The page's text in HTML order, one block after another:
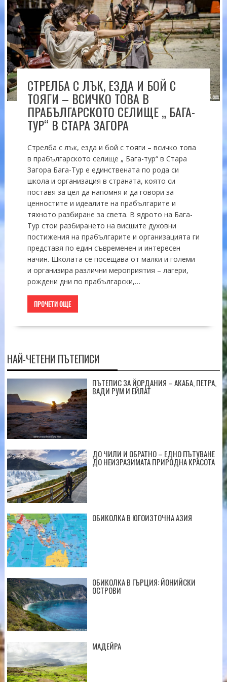
СТРЕЛБА С ЛЪК, ЕЗДА И БОЙ С
ТОЯГИ – ВСИЧКО ТОВА В
ПРАБЪЛГАРСКОТО СЕЛИЩЕ „ БАГА-
ТУР“ В СТАРА ЗАГОРА
Стрелба с лък, езда и бой с тояги – всичко това
в прабългарското селище „ Бага-тур“ в Стара
Загора Бага-Тур е единствената по рода си
школа и организация в страната, която си
поставя за цел да напомня и да говори за
ценностите и идеалите на прабългарите и
тяхното разбиране за света. В ядрото на Бага-
Тур стои разбирането на висшите духовни
постижения на прабългарите и организацията ги
представя по един съвременен и интересен
начин. Школата се посещава от малки и големи
и организира различни мероприятия – лагери,
рождени дни по прабългарски,…
ПРОЧЕТИ ОЩЕ
НАЙ-ЧЕТЕНИ ПЪТЕПИСИ
ПЪТЕПИС ЗА ЙОРДАНИЯ – АКАБА, ПЕТРА,
ВАДИ РУМ И ЕЙЛАТ
ДО ЧИЛИ И ОБРАТНО – ЕДНО ПЪТУВАНЕ
ДО НЕИЗРАЗИМАТА ПРИРОДНА КРАСОТА
ОБИКОЛКА В ЮГОИЗТОЧНА АЗИЯ
ОБИКОЛКА В ГЪРЦИЯ: ЙОНИЙСКИ
ОСТРОВИ
МАДЕЙРА